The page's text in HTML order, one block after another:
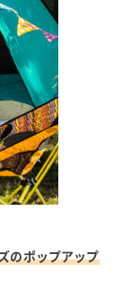
のポップアップ